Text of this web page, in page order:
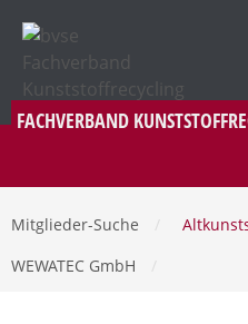
FACHVERBAND
Mitglieder-Suche
WEWATEC GmbH